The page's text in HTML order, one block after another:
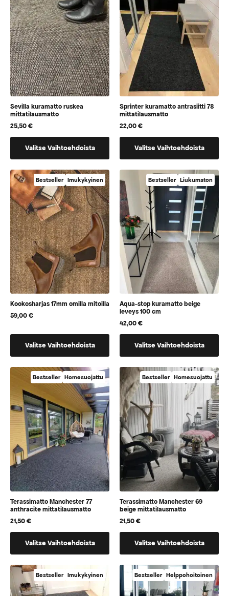
voidaan
valita
tuotteen
sivulla
voidaan
valita
tuotteen
sivulla
Sevilla kuramatto ruskea
mittatilausmatto
25,50€
Valitse Vaihtoehdoista
tuotteella
vaihtoehtoja,
jotka
voidaan
valita
tuotteen
sivulla
Sprinter kuramatto antrasiitti 78
mittatilausmatto
22,00€
Valitse Vaihtoehdoista
tuotteella
vaihtoehtoja,
jotka
voidaan
valita
tuotteen
sivulla
Bestseller Imukykyinen
Kookosharjas 17mm omilla mitoilla
59,00€
Valitse Vaihtoehdoista
vaihtoehtoja,
jotka
voidaan
valita
tuotteen
sivulla
Bestseller Liukumaton
Aqua-stop kuramatto beige
leveys 100 cm
42,00€
Valitse Vaihtoehdoista
vaihtoehtoja,
jotka
voidaan
valita
tuotteen
sivulla
Bestseller Homesuojattu
Terassimatto Manchester 77
anthracite mittatilausmatto
21,50€
Valitse Vaihtoehdoista
tuotteella
vaihtoehtoja,
jotka
Bestseller Homesuojattu
Terassimatto Manchester 69
beige mittatilausmatto
21,50€
Valitse Vaihtoehdoista
tuotteella
vaihtoehtoja,
jotka
Bestseller Imukykyinen Bestseller Helppohoitoinen